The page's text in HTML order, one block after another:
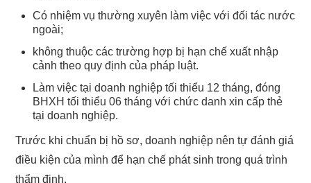
Có nhiệm vụ thường xuyên làm việc với đối tác nước
ngoài;
không thuộc các trường hợp bị hạn chế xuất nhập
cảnh theo quy định của pháp luật.
Làm việc tại doanh nghiệp tối thiểu 12 tháng, đóng
BHXH tối thiểu 06 tháng với chức danh xin cấp thẻ
tại doanh nghiệp.
Trước khi chuẩn bị hồ sơ, doanh nghiệp nên tự đánh giá
điều kiện của mình để hạn chế phát sinh trong quá trình
thẩm định.